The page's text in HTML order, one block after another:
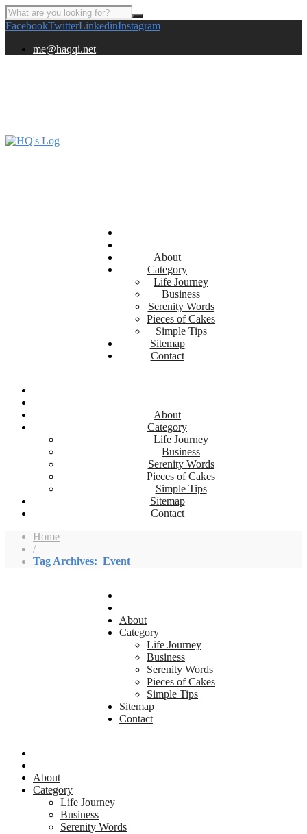
FacebookTwitterLinkedinInstagram
me@haqqi.net
About
Category
Life Journey
Business
Serenity Words
Pieces of Cakes
Simple Tips
Sitemap
Contact
About
Category
Life Journey
Business
Serenity Words
Pieces of Cakes
Simple Tips
Sitemap
Contact
Home
/
Tag Archives: Event
About
Category
Life Journey
Business
Serenity Words
Pieces of Cakes
Simple Tips
Sitemap
Contact
About
Category
Life Journey
Business
Serenity Words